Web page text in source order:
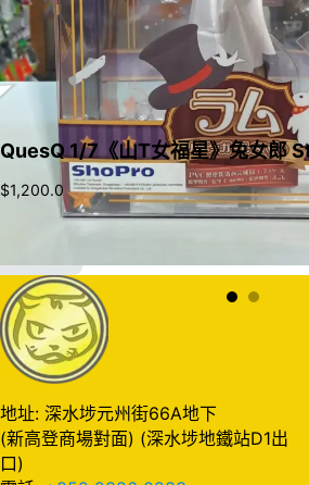
QuesQ 1/7《山T女福星》兔女郎
$1,200.0
地址: 深水埗元州街66A地下
(新高登商場對面) (深水埗地鐵站D1出
口)